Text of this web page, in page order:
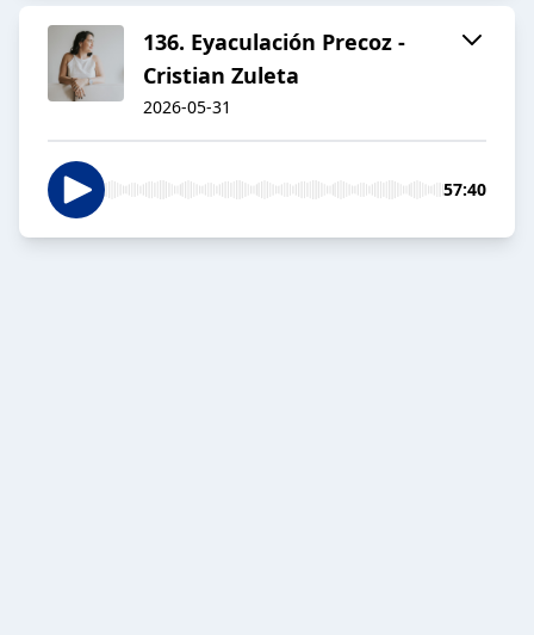
136. Eyaculación Precoz -
Cristian Zuleta
2026-05-31
57:40